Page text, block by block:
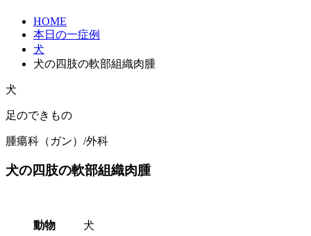
HOME
本日の一症例
犬
犬の四肢の軟部組織肉腫
犬
足のできもの
腫瘍科（ガン）/外科
犬の四肢の軟部組織肉腫
動物
犬